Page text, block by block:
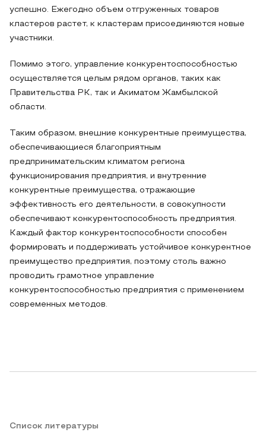
успешно. Ежегодно объем отгруженных товаров
кластеров растет, к кластерам присоединяются новые
участники.
Помимо этого, управление конкурентоспособностью
осуществляется целым рядом органов, таких как
Правительства РК, так и Акиматом Жамбылской
области.
Таким образом, внешние конкурентные преимущества,
обеспечивающиеся благоприятным
предпринимательским климатом региона
функционирования предприятия, и внутренние
конкурентные преимущества, отражающие
эффективность его деятельности, в совокупности
обеспечивают конкурентоспособность предприятия.
Каждый фактор конкурентоспособности способен
формировать и поддерживать устойчивое конкурентное
преимущество предприятия, поэтому столь важно
проводить грамотное управление
конкурентоспособностью предприятия с применением
современных методов.
Список литературы